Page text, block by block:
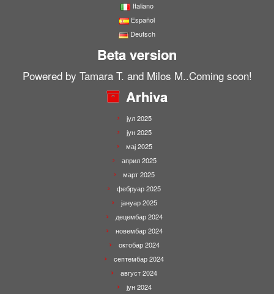
Italiano
Español
Deutsch
Beta version
Powered by Tamara T. and Milos M..Coming soon!
Arhiva
јул 2025
јун 2025
мај 2025
април 2025
март 2025
фебруар 2025
јануар 2025
децембар 2024
новембар 2024
октобар 2024
септембар 2024
август 2024
јун 2024